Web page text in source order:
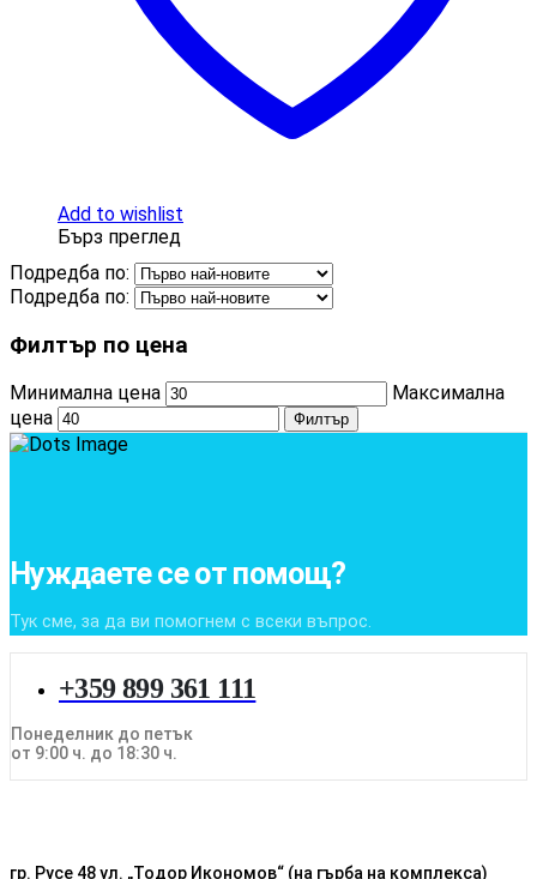
Add to wishlist
Бърз преглед
Подредба по:
Подредба по:
Филтър по цена
Минимална цена
Максимална
цена
Филтър
Нуждаете се от помощ?
Тук сме, за да ви помогнем с всеки въпрос.
+359 899 361 111
Понеделник до петък
от 9:00 ч. до 18:30 ч.
гр. Русе 48 ул. „Тодор Икономов“ (на гърба на комплекса)